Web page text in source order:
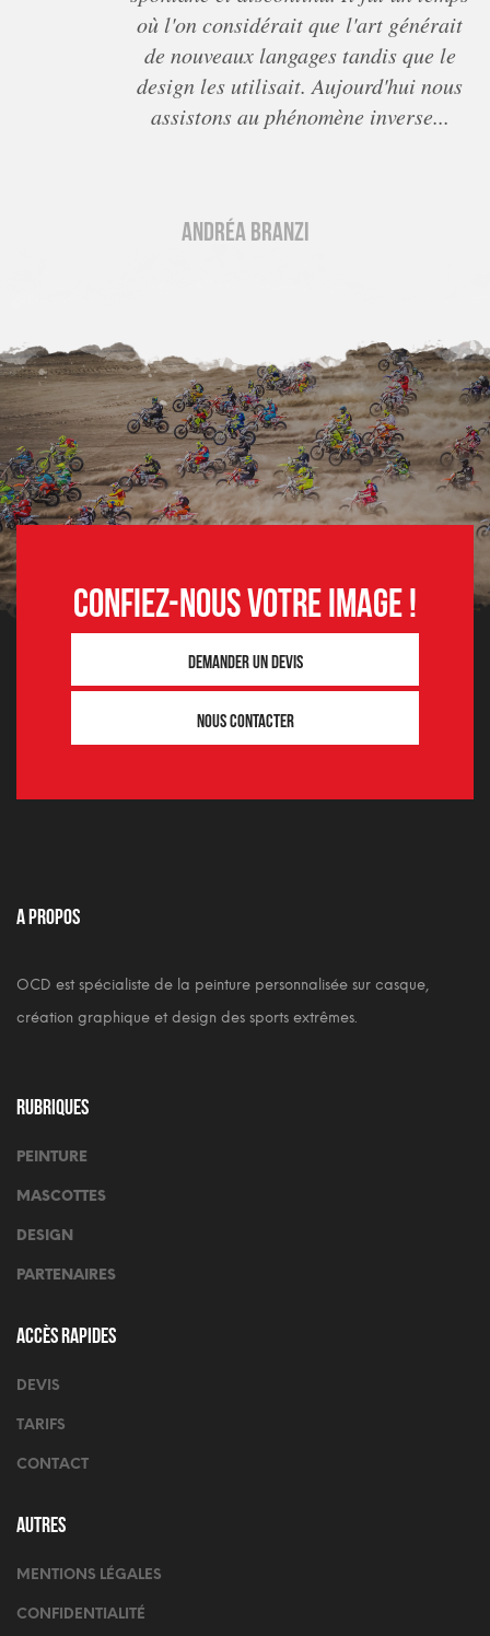
où l'on considérait que l'art générait
de nouveaux langages tandis que le
design les utilisait. Aujourd'hui nous
assistons au phénomène inverse...
Andréa Branzi
Confiez-nous votre image !
Demander un devis
Nous contacter
A propos
OCD est spécialiste de la peinture personnalisée sur casque,
création graphique et design des sports extrêmes.
Rubriques
PEINTURE
MASCOTTES
DESIGN
PARTENAIRES
Accès rapides
DEVIS
TARIFS
CONTACT
Autres
MENTIONS LÉGALES
CONFIDENTIALITÉ